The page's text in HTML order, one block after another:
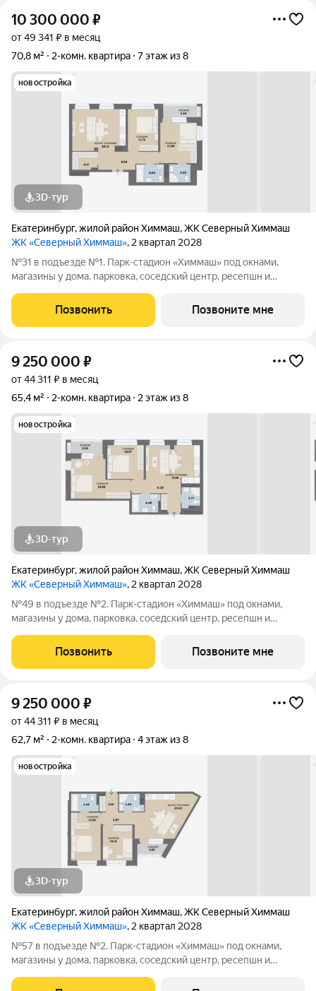
10 300 000 ₽
от 49 341 ₽ в месяц
70,8 м²
2-комн. квартира 7 этаж из 8
новостройка
3D-тур
Екатеринбург,жилой район Химмаш,ЖК Северный Химмаш
ЖК «Северный Химмаш», 2 квартал 2028
№31 в подъезде №1. Парк-стадион «Химмаш» под окнами,
магазины у дома, парковка, соседский центр, ресепшн и
Северном Химмаше это комфортные дома со всей
необходимой для жизни инфраструктурой,
Позвонить Позвоните мне
9 250 000 ₽
от 44 311 ₽ в месяц
65,4 м²
2-комн. квартира 2 этаж из 8
новостройка
3D-тур
Екатеринбург,жилой район Химмаш,ЖК Северный Химмаш
ЖК «Северный Химмаш», 2 квартал 2028
№49 в подъезде №2. Парк-стадион «Химмаш» под окнами,
магазины у дома, парковка, соседский центр, ресепшн и
Северном Химмаше это комфортные дома со всей
необходимой для жизни инфраструктурой,
Позвонить Позвоните мне
9 250 000 ₽
от 44 311 ₽ в месяц
62,7 м²
2-комн. квартира 4 этаж из 8
новостройка
3D-тур
Екатеринбург,жилой район Химмаш,ЖК Северный Химмаш
ЖК «Северный Химмаш», 2 квартал 2028
№57 в подъезде №2. Парк-стадион «Химмаш» под окнами,
магазины у дома, парковка, соседский центр, ресепшн и
Северном Химмаше это комфортные дома со всей